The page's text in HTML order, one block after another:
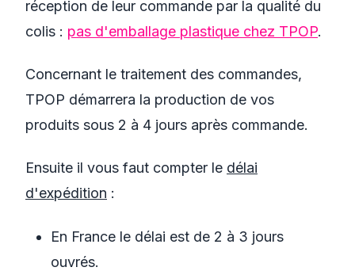
réception de leur commande par la qualité du
colis : pas d'emballage plastique chez TPOP.
Concernant le traitement des commandes,
TPOP démarrera la production de vos
produits sous 2 à 4 jours après commande.
Ensuite il vous faut compter le délai
d'expédition :
En France le délai est de 2 à 3 jours
ouvrés.